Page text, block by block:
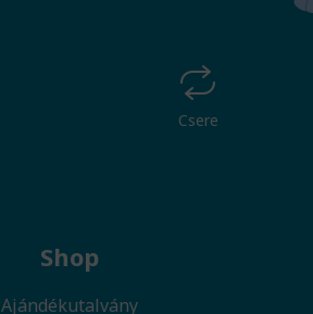
Csere
Shop
Ajándékutalvány